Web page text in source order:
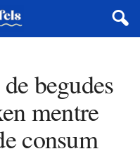
begudes
mentre
consum